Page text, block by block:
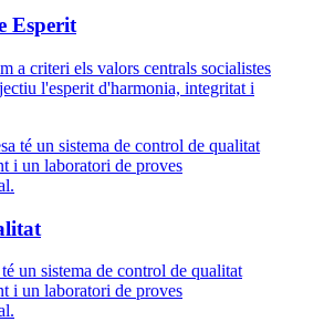
Esperit
a criteri els valors centrals socialistes
l'esperit d'harmonia, integritat i
un sistema de control de qualitat
i un laboratori de proves